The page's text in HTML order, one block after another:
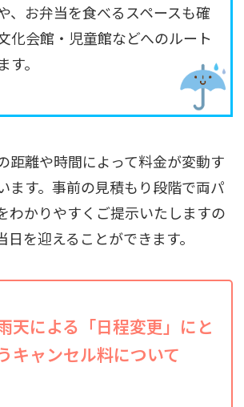
、お弁当を食べるスペースも確
化会館・児童館などへのルート
。
距離や時間によって料金が変動す
ます。事前の見積もり段階で両パ
わかりやすくご提示いたしますの
日を迎えることができます。
天による「日程変更」にと
キャンセル料について